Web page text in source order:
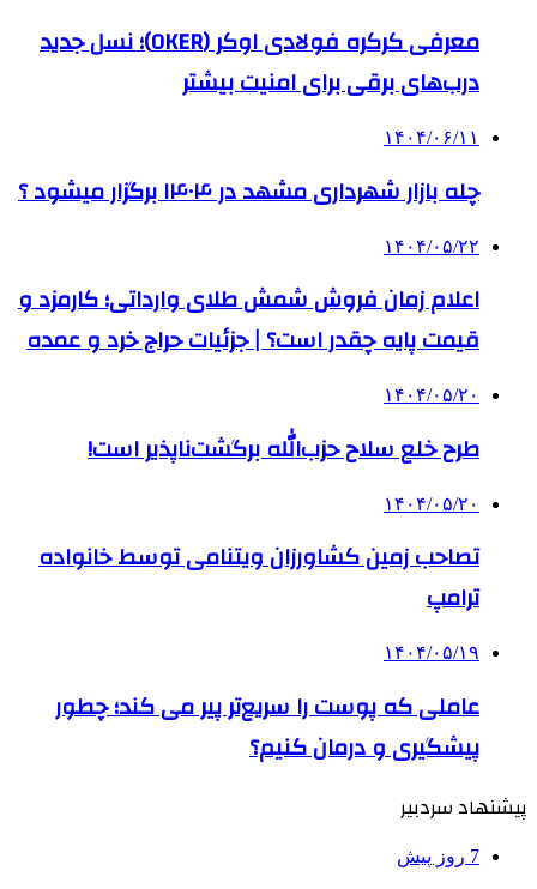
معرفی کرکره فولادی اوکر (OKER)؛ نسل جدید
درب‌های برقی برای امنیت بیشتر
۱۴۰۴/۰۶/۱۱
چله بازار شهرداری مشهد در ۱۴۰۴ برگزار میشود ؟
۱۴۰۴/۰۵/۲۲
اعلام زمان فروش شمش طلای وارداتی؛ کارمزد و
قیمت پایه چقدر است؟ | جزئیات حراج خرد و عمده
۱۴۰۴/۰۵/۲۰
طرح خلع سلاح حزب‌الله برگشت‌ناپذیر است!
۱۴۰۴/۰۵/۲۰
تصاحب زمین کشاورزان ویتنامی توسط خانواده
ترامپ
۱۴۰۴/۰۵/۱۹
عاملی که پوست را سریع‌تر پیر می کند؛ چطور
پیشگیری و درمان کنیم؟
پیشنهاد سردبیر
7 روز پیش